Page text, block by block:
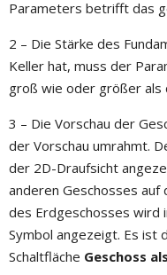
Parameters betrifft das
2 – Die Stärke des
Keller hat, muss der
groß wie oder größer als
3 – Die Vorschau der
der Vorschau umrahmt.
der 2D-Draufsicht
anderen Geschosses auf
des Erdgeschosses wird
Symbol angezeigt. Es ist
Schaltfläche Geschoss